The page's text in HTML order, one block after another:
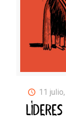
11
LÍDERES